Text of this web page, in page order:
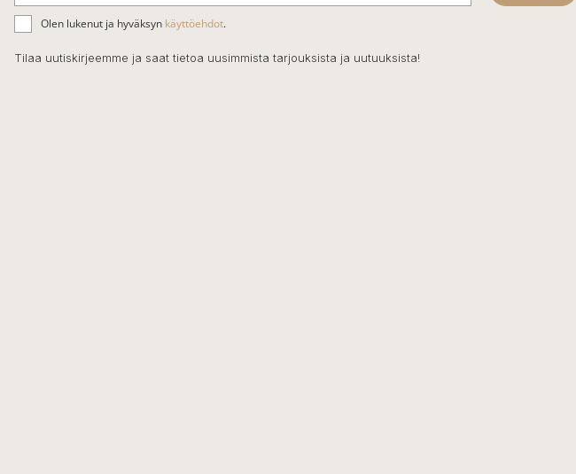
ä
h
k
Olen lukenut ja hyväksyn käyttöehdot.
Tilaa uutiskirjeemme ja saat tietoa uusimmista tarjouksista ja uutuuksista!